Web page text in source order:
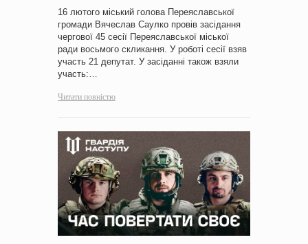
16 лютого міський голова Переяславської
громади Вячеслав Саулко провів засідання
чергової 45 сесії Переяславської міської
ради восьмого скликання. У роботі сесії взяв
участь 21 депутат. У засіданні також взяли
участь:…
Читати повністю